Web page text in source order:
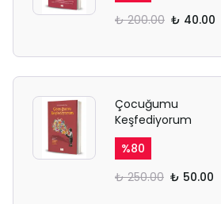
₺ 200.00 ₺ 40.00
Çocuğumu
Keşfediyorum
%80
₺ 250.00 ₺ 50.00